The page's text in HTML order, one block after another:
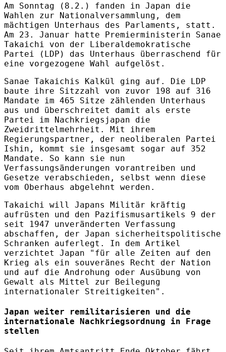
Am Sonntag (8.2.) fanden in Japan die
Wahlen zur Nationalversammlung, dem
mächtigen Unterhaus des Parlaments, statt.
Am 23. Januar hatte Premierministerin Sanae
Takaichi von der Liberaldemokratische
Partei (LDP) das Unterhaus überraschend für
eine vorgezogene Wahl aufgelöst.
Sanae Takaichis Kalkül ging auf. Die LDP
baute ihre Sitzzahl von zuvor 198 auf 316
Mandate im 465 Sitze zählenden Unterhaus
aus und überschreitet damit als erste
Partei im Nachkriegsjapan die
Zweidrittelmehrheit. Mit ihrem
Regierungspartner, der neoliberalen Partei
Ishin, kommt sie insgesamt sogar auf 352
Mandate. So kann sie nun
Verfassungsänderungen vorantreiben und
Gesetze verabschieden, selbst wenn diese
vom Oberhaus abgelehnt werden.
Takaichi will Japans Militär kräftig
aufrüsten und den Pazifismusartikels 9 der
seit 1947 unveränderten Verfassung
abschaffen, der Japan sicherheitspolitische
Schranken auferlegt. In dem Artikel
verzichtet Japan "für alle Zeiten auf den
Krieg als ein souveränes Recht der Nation
und auf die Androhung oder Ausübung von
Gewalt als Mittel zur Beilegung
internationaler Streitigkeiten".
Japan weiter remilitarisieren und die
internationale Nachkriegsordnung in Frage
stellen